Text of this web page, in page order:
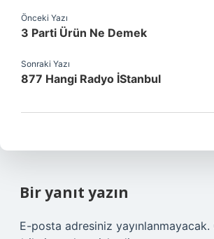
Önceki Yazı
3 Parti Ürün Ne Demek
Sonraki Yazı
877 Hangi Radyo İStanbul
Bir yanıt yazın
E-posta adresiniz yayınlanmayacak.